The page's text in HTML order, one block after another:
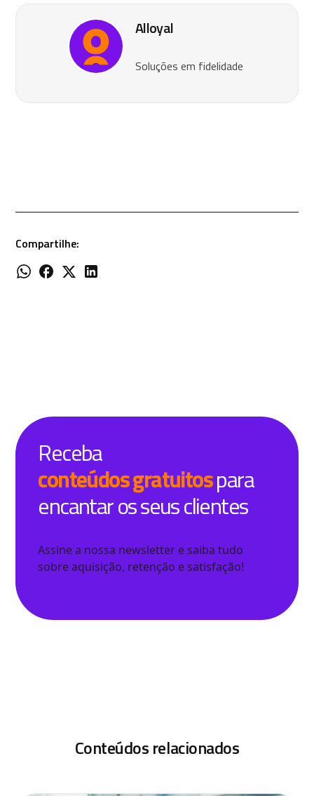
Alloyal
Soluções em fidelidade
Compartilhe:
Receba
conteúdos gratuitospara
encantar os seus clientes
Assine a nossa newsletter e saiba tudo
sobre aquisição, retenção e satisfação!
Conteúdos relacionados